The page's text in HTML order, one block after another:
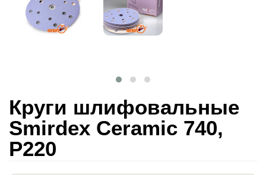
Круги шлифовальные
Smirdex Ceramic 740,
P220